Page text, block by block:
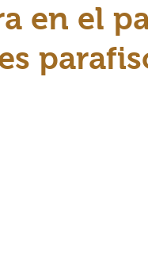
en el